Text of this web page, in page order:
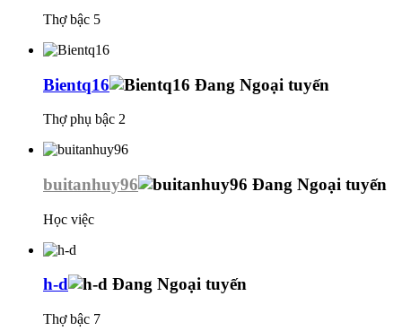
Thợ bậc 5
Bientq16
Thợ phụ bậc 2
buitanhuy96
Học việc
h-d
Thợ bậc 7